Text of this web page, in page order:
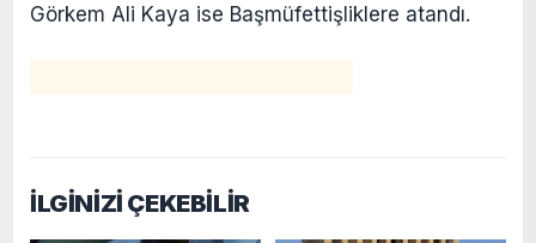
Görkem Ali Kaya ise Başmüfettişliklere atandı.
İLGİNİZİ ÇEKEBİLİR